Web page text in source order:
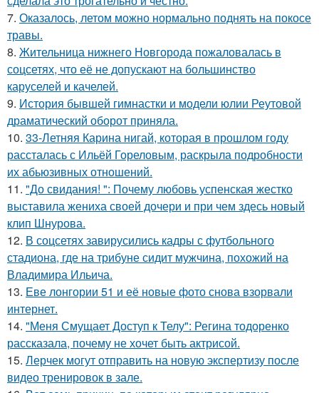
7. Оказалось, летом можно нормально поднять на покосе
травы.
8. Жительница нижнего Новгорода пожаловалась в
соцсетях, что её не допускают на большинство
каруселей и качелей.
9. История бывшей гимнастки и модели юлии Реутовой
драматический оборот приняла.
10. 33-Летняя Карина нигай, которая в прошлом году
рассталась с Ильёй Гореловым, раскрыла подробности
их абьюзивных отношений.
11. "До свидания! ": Почему любовь успенская жестко
выставила жениха своей дочери и при чем здесь новый
клип Шнурова.
12. В соцсетях завирусились кадры с футбольного
стадиона, где на трибуне сидит мужчина, похожий на
Владимира Ильича.
13. Еве лонгории 51 и её новые фото снова взорвали
интернет.
14. "Меня Смущает Доступ к Телу": Регина тодоренко
рассказала, почему не хочет быть актрисой.
15. Лерчек могут отправить на новую экспертизу после
видео тренировок в зале.